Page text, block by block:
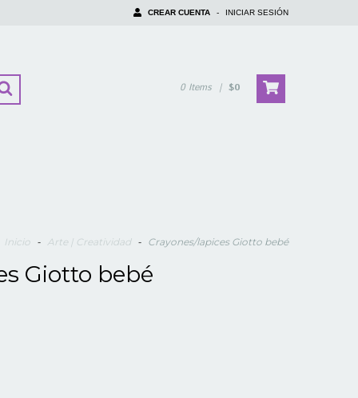
CREAR CUENTA - INICIAR SESIÓN
0 Items | $0
Inicio - Arte | Creatividad - Crayones/lapices Giotto bebé
Giotto bebé